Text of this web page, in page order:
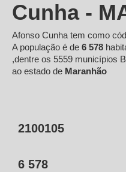
Cunha -
Afonso Cunha tem como
A população é de 6 578
,dentre os 5559 municípios
ao estado de Maranhão
2100105
6 578